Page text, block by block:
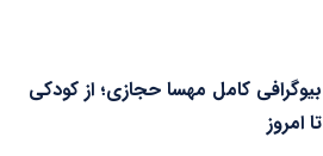
بیوگرافی کامل مهسا حجازی؛ از کودکی
تا امروز